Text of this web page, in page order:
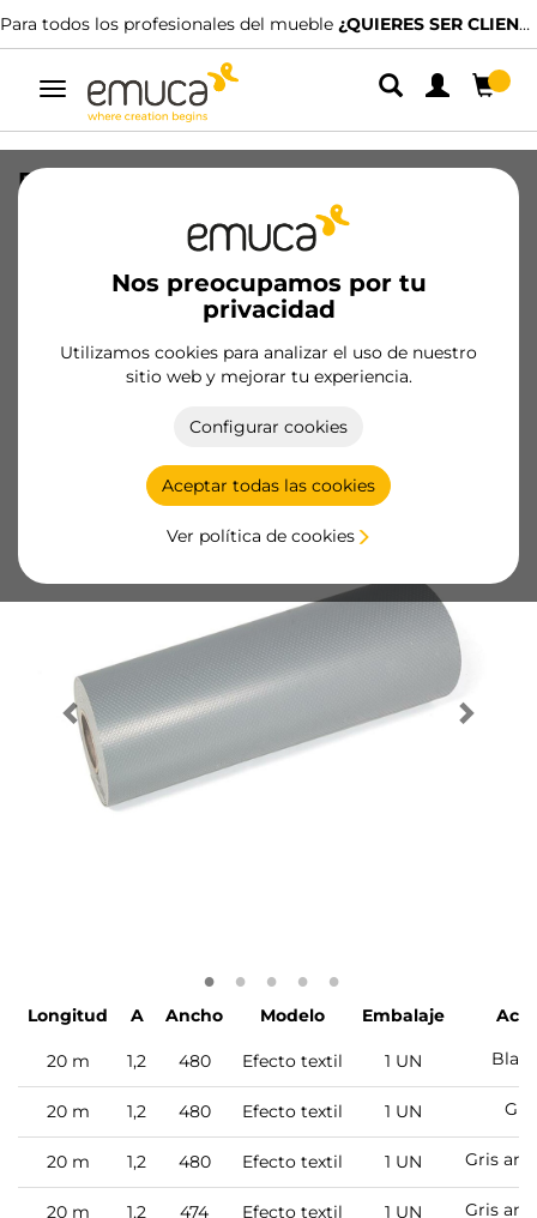
Para todos los profesionales del mueble ¿QUIERES SER CLIENTE?
Alternar
navegación
Nos preocupamos por tu
privacidad
Utilizamos cookies para analizar el uso de nuestro
sitio web y mejorar tu experiencia.
Configurar cookies
Aceptar todas las cookies
Ver política de cookies
Esterilla antideslizante para cajones,
Punteado, longitud 20m x 480mm,
8911221/EAN 8432393007380
Hazte cliente
Ficha de producto
Longitud A Ancho Modelo Embalaje
20 m 1,2 480 Efecto textil 1 UN
20 m 1,2 480 Efecto textil 1 UN Gris
20 m 1,2 480 Efecto textil 1 UN Gris
20 m 1,2 474 Efecto textil 1 UN Gris